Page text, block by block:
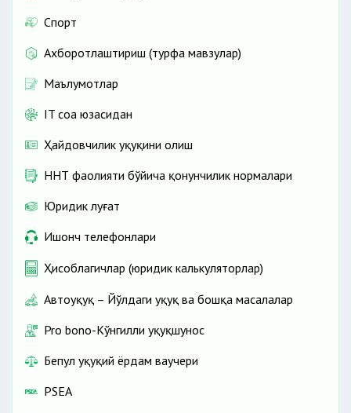
Спорт
Ахборотлаштириш (турфа мавзулар)
Маълумотлар
IT соҳа юзасидан
Ҳайдовчилик ҳуқуқини олиш
ННТ фаолияти бўйича қонунчилик нормалари
Юридик луғат
Ишонч телефонлари
Ҳисоблагичлар (юридик калькуляторлар)
Автоҳуқуқ – Йўлдаги ҳуқуқ ва бошқа масалалар
Pro bono-Кўнгилли ҳуқуқшунос
Бепул ҳуқуқий ёрдам ваучери
PSEA